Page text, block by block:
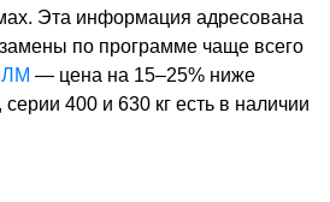
Эта информация адресована
по программе чаще всего
— цена на 15–25% ниже
серии 400 и 630 кг есть в наличии